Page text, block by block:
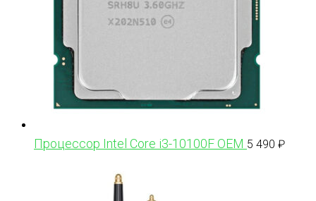
Процессор Intel Core i3-10100F OEM 5 490 ₽